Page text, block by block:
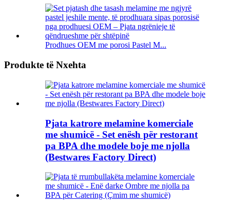
Prodhues OEM me porosi Pastel M...
Produkte të Nxehta
Pjata katrore melamine komerciale
me shumicë - Set enësh për restorant
pa BPA dhe modele boje me njolla
(Bestwares Factory Direct)